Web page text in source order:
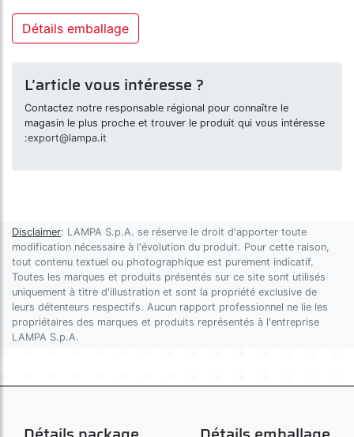
Détails emballage
L’article vous intéresse ?
Contactez notre responsable régional pour connaître le
magasin le plus proche et trouver le produit qui vous intéresse
:export@lampa.it
Disclaimer: LAMPA S.p.A. se réserve le droit d'apporter toute
modification nécessaire à l'évolution du produit. Pour cette raison,
tout contenu textuel ou photographique est purement indicatif.
Toutes les marques et produits présentés sur ce site sont utilisés
uniquement à titre d'illustration et sont la propriété exclusive de
leurs détenteurs respectifs. Aucun rapport professionnel ne lie les
propriétaires des marques et produits représentés à l'entreprise
LAMPA S.p.A.